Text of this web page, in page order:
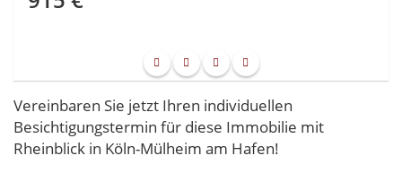
Vereinbaren Sie jetzt Ihren individuellen
Besichtigungstermin für diese Immobilie mit
Rheinblick in Köln-Mülheim am Hafen!